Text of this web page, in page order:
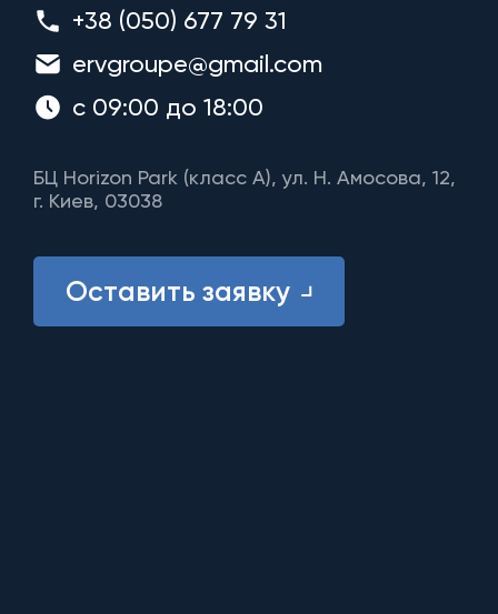
+38 (050) 677 79 31
ervgroupe@gmail.com
с 09:00 до 18:00
БЦ Horizon Park (класс A), ул. Н. Амосова, 12,
г. Киев, 03038
Оставить заявку